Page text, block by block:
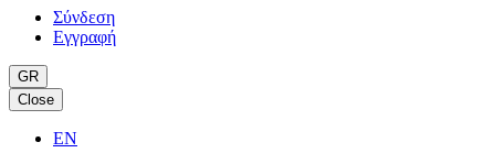
Σύνδεση
Εγγραφή
GR
Close
EN